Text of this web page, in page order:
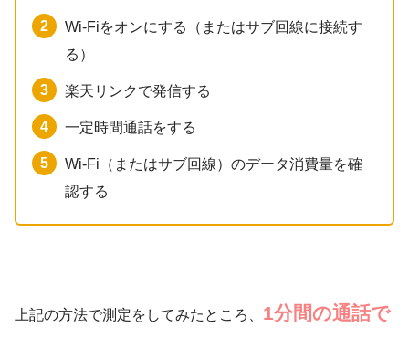
Wi-Fiをオンにする（またはサブ回線に接続す
る）
楽天リンクで発信する
一定時間通話をする
Wi-Fi（またはサブ回線）のデータ消費量を確
認する
上記の方法で測定をしてみたところ、 1分間の通話で